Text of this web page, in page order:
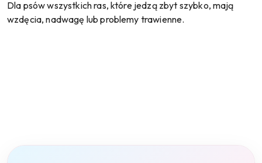
Dla psów wszystkich ras, które jedzą zbyt szybko, mają
wzdęcia, nadwagę lub problemy trawienne.